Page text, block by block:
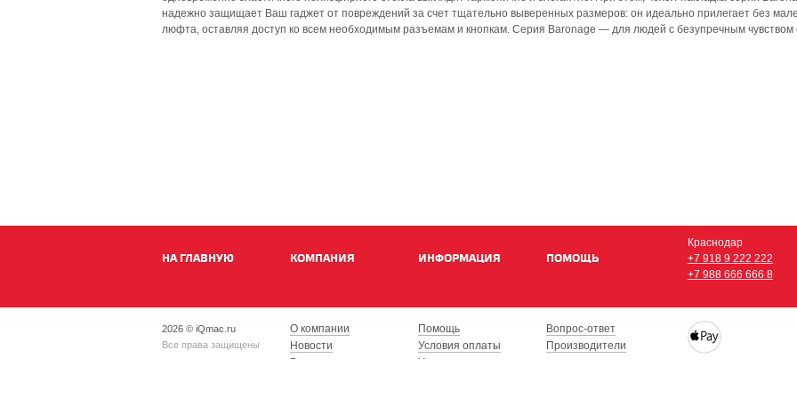
надежно защищает Ваш гаджет от повреждений за счет тщательно выверенных размеров: он идеально прилегает без
люфта, оставляя доступ ко всем необходимым разъемам и кнопкам. Серия Baronage — для людей с безупречным чувством
НА ГЛАВНУЮ КОМПАНИЯ ИНФОРМАЦИЯ ПОМОЩЬ
Краснодар
+7 918 9 222 222
+7 988 666 666 8
2026 © iQmac.ru
Все права защищены
О компании
Новости
Вакансии
Помощь
Условия оплаты
Условия доставки
Вопрос-ответ
Производители